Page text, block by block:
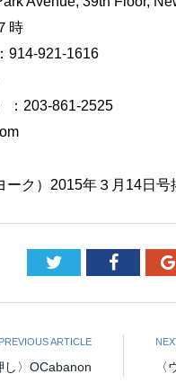
時
914-921-1616
：203-861-2525
ーク）2015年３月14日号
Twitter
PREVIOUS ARTICLE
し〉OCabanon